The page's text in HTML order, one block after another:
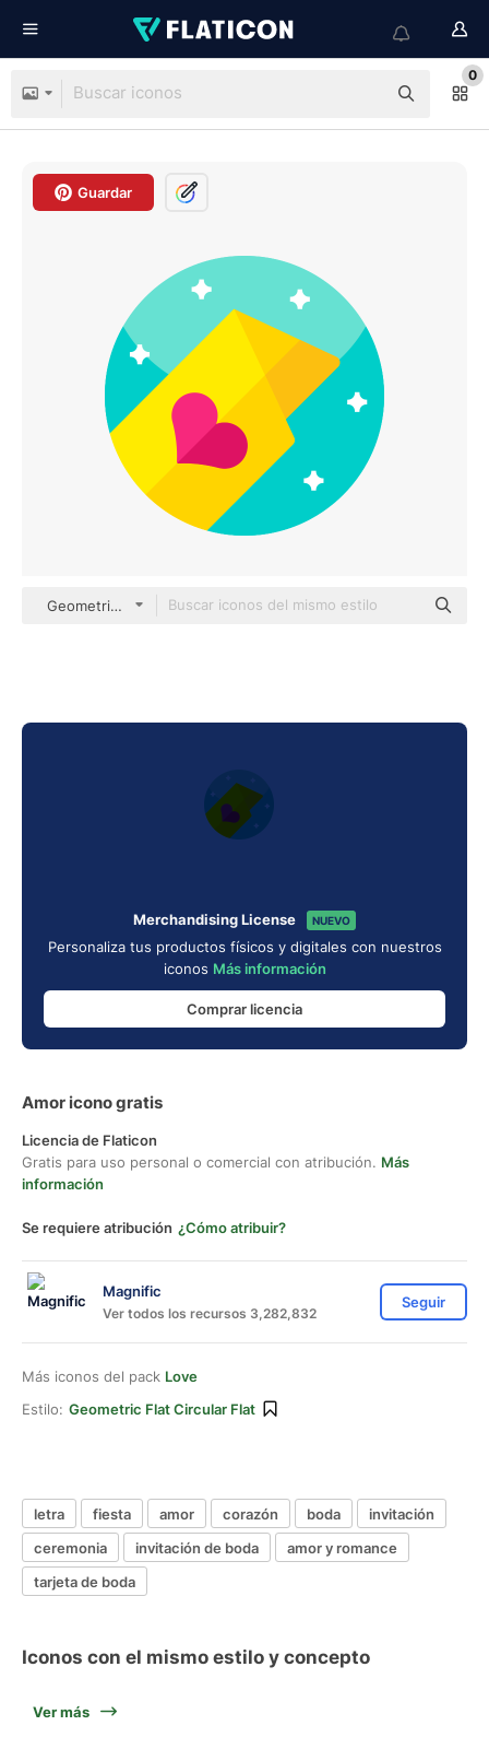
0
Guardar
Geometric Flat Circular Flat
Merchandising License NUEVO
Personaliza tus productos físicos y digitales con nuestros
iconos Más información
Comprar licencia
Amor icono gratis
Licencia de Flaticon
Gratis para uso personal o comercial con atribución. Más
información
Se requiere atribución ¿Cómo atribuir?
Magnific
Ver todos los recursos 3,282,832
Seguir
Más iconos del pack Love
Estilo: Geometric Flat Circular Flat
letra fiesta amor corazón boda
invitación
ceremonia
invitación de boda
amor y romance
tarjeta de boda
Iconos con el mismo estilo y concepto
Ver más